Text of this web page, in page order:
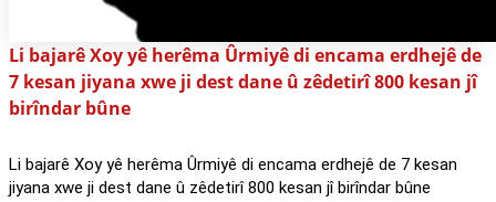
Li bajarê Xoy yê herêma Ûrmiyê di encama erdhejê de
7 kesan jiyana xwe ji dest dane û zêdetirî 800 kesan jî
birîndar bûne
Li bajarê Xoy yê herêma Ûrmiyê di encama erdhejê de 7 kesan
jiyana xwe ji dest dane û zêdetirî 800 kesan jî birîndar bûne